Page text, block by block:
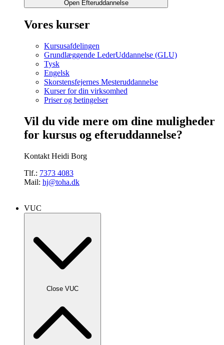
Open Efteruddannelse
Vores kurser
Kursusafdelingen
Grundlæggende LederUddannelse (GLU)
Tysk
Engelsk
Skorstensfejernes Mesteruddannelse
Kurser for din virksomhed
Priser og betingelser
Vil du vide mere om dine muligheder
for kursus og efteruddannelse?
Kontakt Heidi Borg
Tlf.: 7373 4083
Mail: hj@toha.dk
VUC
Close VUC